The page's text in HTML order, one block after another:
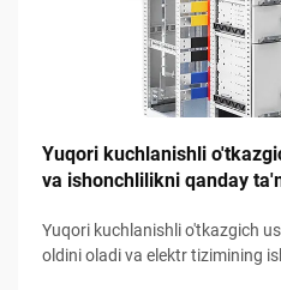
Yuqori kuchlanishli
va ishonchlilikni qanday
Yuqori kuchlanishli o'tkazgich
oldini oladi va elektr tizimining